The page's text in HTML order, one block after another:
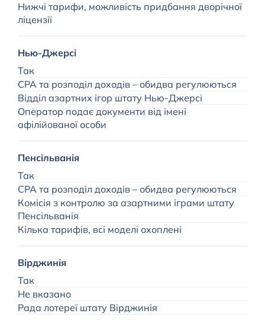
Нижчі тарифи, можливість придбання дворічної
ліцензії
Нью-Джерсі
Так
CPA та розподіл доходів – обидва регулюються
Відділ азартних ігор штату Нью-Джерсі
Оператор подає документи від імені
афілійованої особи
Пенсільванія
Так
CPA та розподіл доходів – обидва регулюються
Комісія з контролю за азартними іграми штату
Пенсільванія
Кілька тарифів, всі моделі охоплені
Вірджинія
Так
Не вказано
Рада лотереї штату Вірджинія